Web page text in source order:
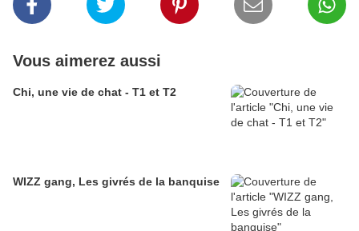
Vous aimerez aussi
Chi, une vie de chat - T1 et T2
WIZZ gang, Les givrés de la banquise